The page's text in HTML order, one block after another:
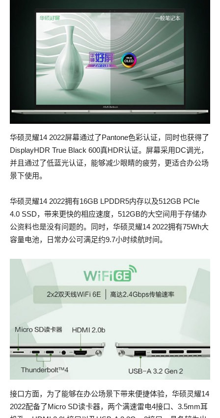
华硕灵耀14 2022屏幕通过了Pantone色彩认证，同时也获得了
DisplayHDR True Black 600真HDR认证。屏幕采用DC调光，
并且通过了低蓝光认证，能够减少眼睛的疲劳，更适合办公场
景下使用。
华硕灵耀14 2022拥有16GB LPDDR5内存以及512GB PCIe
4.0 SSD，带来更快的相应速度，512GB的大空间用于存储办
公资料也是没有问题的。同时，华硕灵耀14 2022拥有75Wh大
容量电池，日常办公可满足约9.7小时续航时间。
接口方面，为了能够在办公场景下带来便捷体验，华硕灵耀14
2022配备了Micro SD读卡器，两个满速雷电4接口、3.5mm耳